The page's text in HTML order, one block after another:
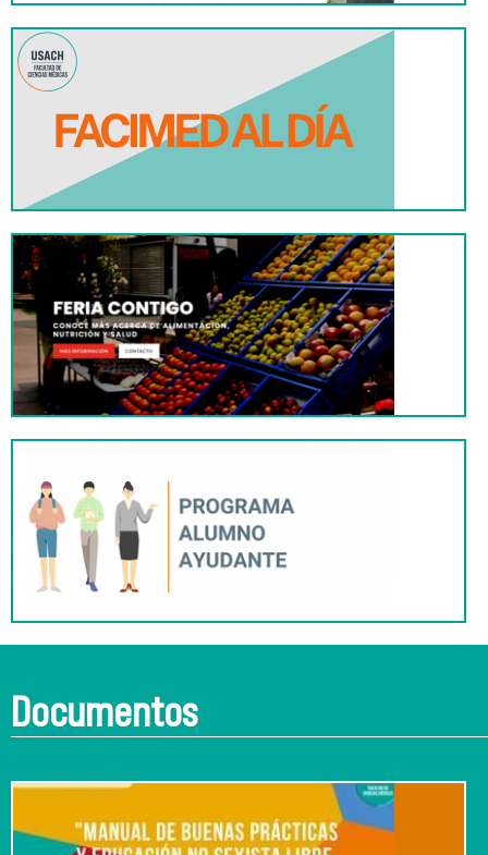
Documentos